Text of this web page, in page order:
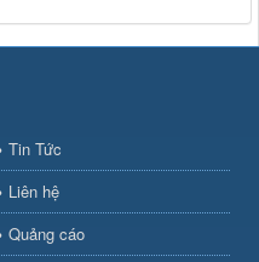
Tin Tức
Liên hệ
Quảng cáo